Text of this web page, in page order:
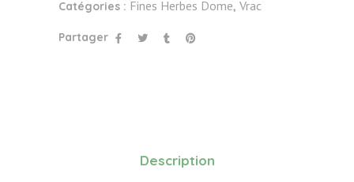
Catégories : Fines Herbes Dome, Vrac
Partager
Description